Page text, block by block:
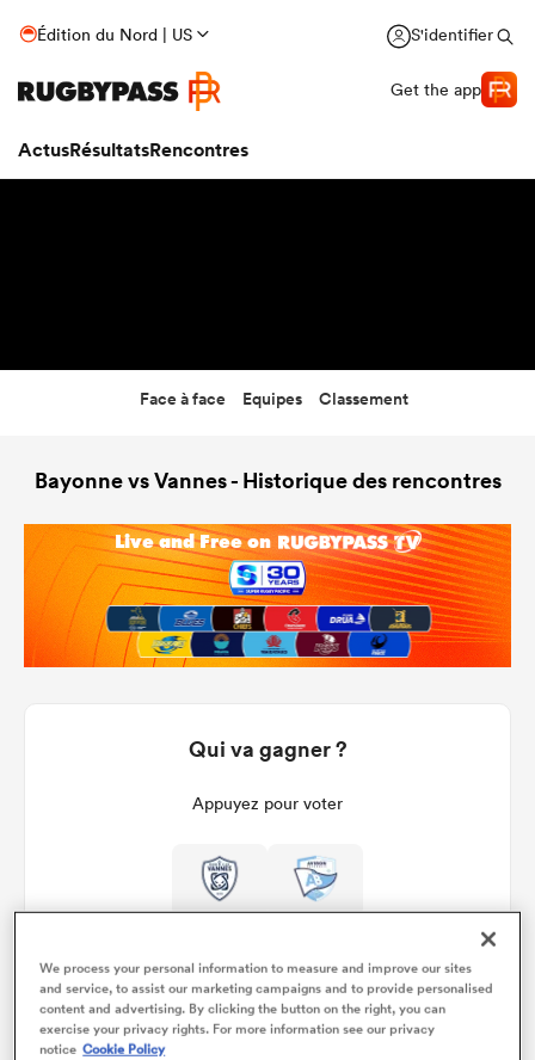
Édition du Nord | US S'identifier
Get the app
ActusRésultatsRencontres
Face à face Equipes Classement
Bayonne vs Vannes - Historique des rencontres
Qui va gagner ?
Appuyez pour voter
We process your personal information to measure and improve our sites
and service, to assist our marketing campaigns and to provide personalised
content and advertising. By clicking the button on the right, you can
exercise your privacy rights. For more information see our privacy
notice Cookie Policy